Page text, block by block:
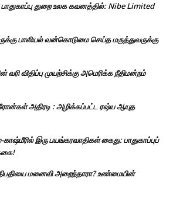
துறை உலக கவனத்தில்: Nibe Limited
பாலியல் வன்கொடுமை செய்த மருத்துவருக்கு
வரி விதிப்பு முயற்சிக்கு அமெரிக்க நீதிமன்றம்
அதிரடி : அழிக்கப்பட்ட ரஷ்ய ஆயுத
காஷ்மீரில் இரு பயங்கரவாதிகள் கைது: பாதுகாப்புப்
மனைவி அறைந்தாரா? உண்மையின்